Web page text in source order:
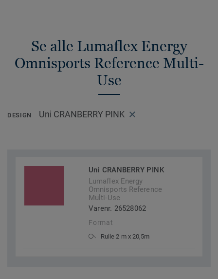
Se alle Lumaflex Energy
Omnisports Reference Multi-
Use
DESIGN Uni CRANBERRY PINK
Uni CRANBERRY PINK
Lumaflex Energy
Omnisports Reference
Multi-Use
Varenr. 26528062
Format
Rulle 2 m x 20,5m